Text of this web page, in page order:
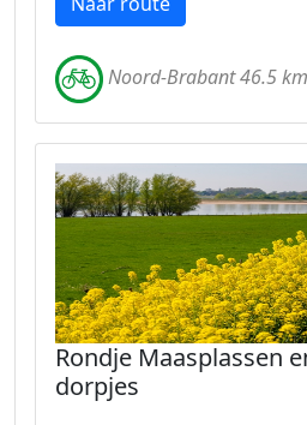
Noord-Brabant 46.5 km
Rondje Maasplassen
dorpjes